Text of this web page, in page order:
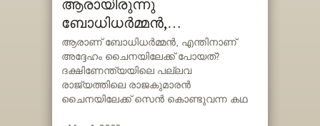
ആരായിരുന്നു
ബോധിധർമ്മൻ,
എന്തുകൊണ്ടാണ് അദ്ദേഹം
ചൈനയിലേക്ക് പോയത്?
ആരാണ് ബോധിധർമ്മൻ, എന്തിനാണ്
അദ്ദേഹം ചൈനയിലേക്ക് പോയത്?
ദക്ഷിണേന്ത്യയിലെ പല്ലവ
രാജ്യത്തിലെ രാജകുമാരൻ
ചൈനയിലേക്ക് സെൻ കൊണ്ടുവന്ന കഥ